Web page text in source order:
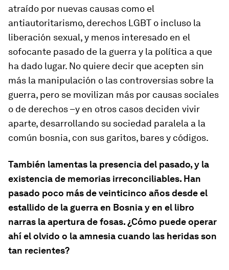
atraído por nuevas causas como el
antiautoritarismo, derechos LGBT o incluso la
liberación sexual, y menos interesado en el
sofocante pasado de la guerra y la política a que
ha dado lugar. No quiere decir que acepten sin
más la manipulación o las controversias sobre la
guerra, pero se movilizan más por causas sociales
o de derechos –y en otros casos deciden vivir
aparte, desarrollando su sociedad paralela a la
común bosnia, con sus garitos, bares y códigos.
También lamentas la presencia del pasado, y la
existencia de memorias irreconciliables. Han
pasado poco más de veinticinco años desde el
estallido de la guerra en Bosnia y en el libro
narras la apertura de fosas. ¿Cómo puede operar
ahí el olvido o la amnesia cuando las heridas son
tan recientes?